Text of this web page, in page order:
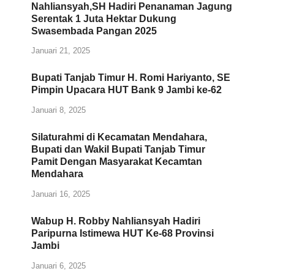
Nahliansyah,SH Hadiri Penanaman Jagung
Serentak 1 Juta Hektar Dukung
Swasembada Pangan 2025
Januari 21, 2025
Bupati Tanjab Timur H. Romi Hariyanto, SE
Pimpin Upacara HUT Bank 9 Jambi ke-62
Januari 8, 2025
Silaturahmi di Kecamatan Mendahara,
Bupati dan Wakil Bupati Tanjab Timur
Pamit Dengan Masyarakat Kecamtan
Mendahara
Januari 16, 2025
Wabup H. Robby Nahliansyah Hadiri
Paripurna Istimewa HUT Ke-68 Provinsi
Jambi
Januari 6, 2025